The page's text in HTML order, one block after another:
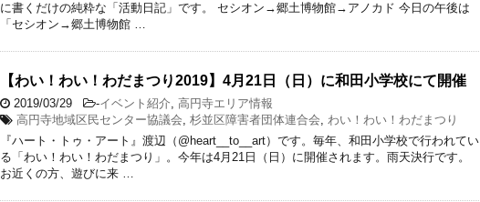
に書くだけの純粋な「活動日記」です。 セシオン→郷土博物館→アノカド 今日の午後は
「セシオン→郷土博物館 …
【わい！わい！わだまつり2019】4月21日（日）に和田小学校にて開催
2019/03/29 -イベント紹介, 高円寺エリア情報
高円寺地域区民センター協議会, 杉並区障害者団体連合会, わい！わい！わだまつり
『ハート・トゥ・アート』渡辺（@heart__to__art）です。毎年、和田小学校で行われてい
る「わい！わい！わだまつり」。今年は4月21日（日）に開催されます。雨天決行です。
お近くの方、遊びに来 …